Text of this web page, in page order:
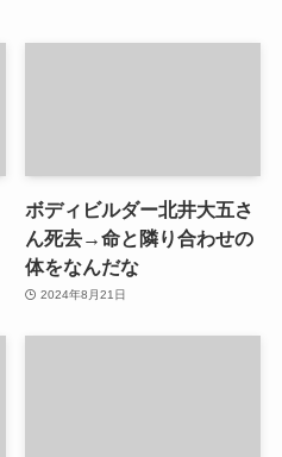
ボディビルダー北井大五さ
ん死去→命と隣り合わせの
体をなんだな
2024年8月21日